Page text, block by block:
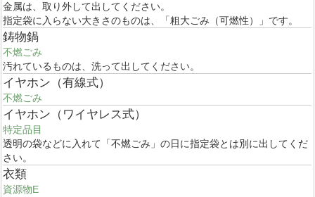
金属は、取り外して出してください。
指定袋に入らない大きさのものは、「粗大ごみ（可燃性）」です。
鋳物鍋
不燃ごみ
汚れているものは、洗って出してください。
イヤホン（有線式）
不燃ごみ
イヤホン（ワイヤレス式）
特定品目
透明の袋などに入れて「不燃ごみ」の日に指定袋とは別に出してくだ
さい。
衣類
資源物E